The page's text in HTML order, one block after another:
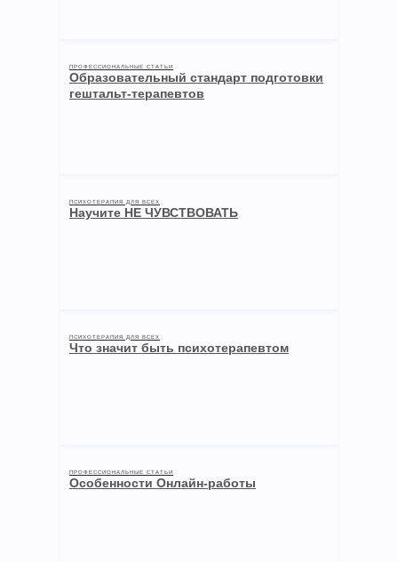
ПРОФЕССИОНАЛЬНЫЕ СТАТЬИ
Образовательный стандарт подготовки
гештальт-терапевтов
ПСИХОТЕРАПИЯ ДЛЯ ВСЕХ
Научите НЕ ЧУВСТВОВАТЬ
ПСИХОТЕРАПИЯ ДЛЯ ВСЕХ
Что значит быть психотерапевтом
ПРОФЕССИОНАЛЬНЫЕ СТАТЬИ
Особенности Онлайн-работы